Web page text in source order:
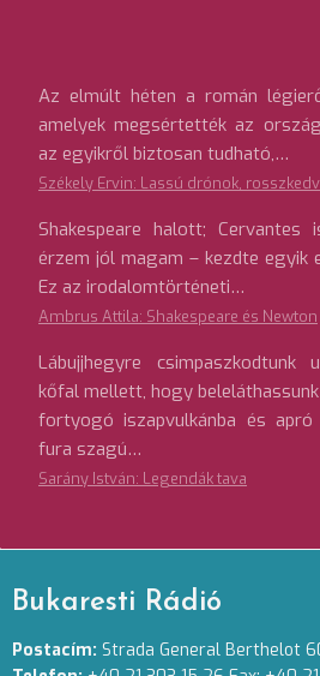
Az elmúlt héten a román
amelyek megsértették az
az egyikről biztosan tudható,…
Székely Ervin: Lassú drónok,
Shakespeare halott;
érzem jól magam – kezdte egyik
Ez az irodalomtörténeti…
Ambrus Attila: Shakespeare és Newton
Lábujjhegyre csimpaszkodtunk
kőfal mellett, hogy
fortyogó iszapvulkánba és apró
fura szagú…
Sarány István: Legendák tava
Bukaresti Rádió
Postacím: Strada General Berthelot